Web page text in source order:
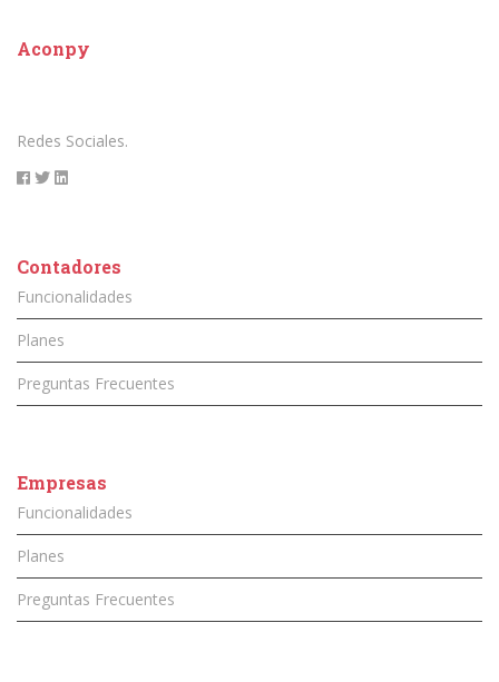
Aconpy
Redes Sociales.
Contadores
Funcionalidades
Planes
Preguntas Frecuentes
Empresas
Funcionalidades
Planes
Preguntas Frecuentes